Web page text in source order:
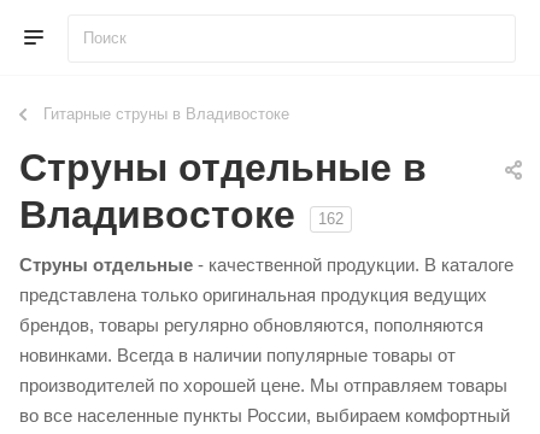
Гитарные струны в Владивостоке
Струны отдельные в
Владивостоке
162
Струны отдельные - качественной продукции. В каталоге
представлена только оригинальная продукция ведущих
брендов, товары регулярно обновляются, пополняются
новинками. Всегда в наличии популярные товары от
производителей по хорошей цене. Мы отправляем товары
во все населенные пункты России, выбираем комфортный